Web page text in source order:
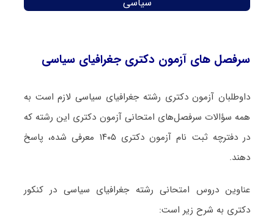
سرفصل های آزمون دکتری جغرافیای سیاسی
داوطلبان آزمون دکتری رشته جغرافیای سیاسی لازم است به
همه سؤالات سرفصل‌های امتحانی آزمون دکتری این رشته که
در دفترچه‌ ثبت نام آزمون دکتری ۱۴۰۵ معرفی شده، پاسخ
دهند.
عناوین دروس امتحانی رشته جغرافیای سیاسی در کنکور
دکتری به شرح زیر است: